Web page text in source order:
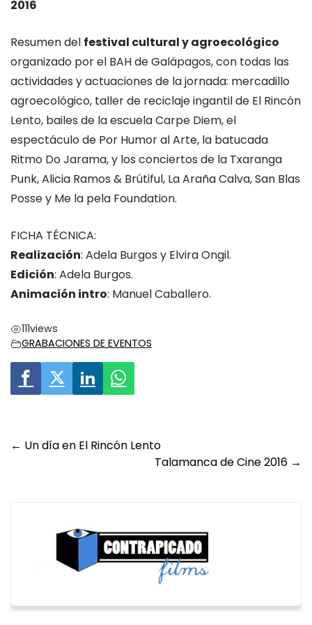
2016
Resumen del festival cultural y agroecológico
organizado por el BAH de Galápagos, con todas las
actividades y actuaciones de la jornada: mercadillo
agroecológico, taller de reciclaje ingantil de El Rincón
Lento, bailes de la escuela Carpe Diem, el
espectáculo de Por Humor al Arte, la batucada
Ritmo Do Jarama, y los conciertos de la Txaranga
Punk, Alicia Ramos & Brútiful, La Araña Calva, San Blas
Posse y Me la pela Foundation.
FICHA TÉCNICA:
Realización: Adela Burgos y Elvira Ongil.
Edición: Adela Burgos.
Animación intro: Manuel Caballero.
111views
GRABACIONES DE EVENTOS
Post
← Un día en El Rincón Lento
Talamanca de Cine 2016 →